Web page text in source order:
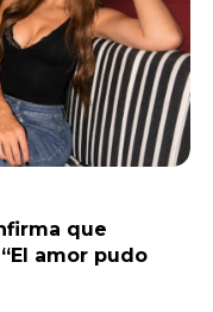
que
amor pudo